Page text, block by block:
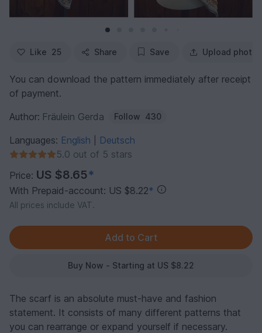
Like 25 Share Save Upload photo
You can download the pattern immediately after receipt
of payment.
Author: Fräulein Gerda Follow 430
Languages: English
Deutsch
5.0 out of 5 stars
Price: US $8.65*
With Prepaid-account: US $8.22*
All prices include VAT.
Buy Now - Starting at US $8.22
The scarf is an absolute must-have and fashion
statement. It consists of many different patterns that
you can rearrange or expand yourself if necessary.